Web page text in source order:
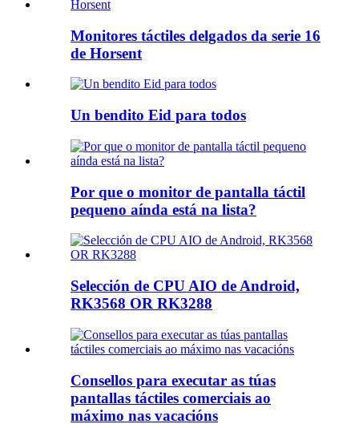
Monitores táctiles delgados da serie 16
de Horsent
Un bendito Eid para todos
Por que o monitor de pantalla táctil
pequeno aínda está na lista?
Selección de CPU AIO de Android,
RK3568 OR RK3288
Consellos para executar as túas
pantallas táctiles comerciais ao
máximo nas vacacións